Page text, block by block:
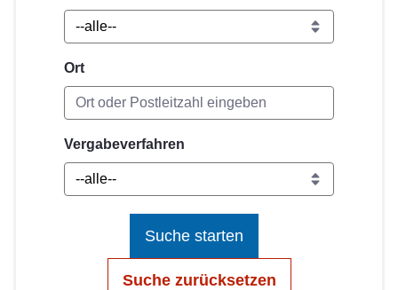
Ort
Vergabeverfahren
Suche starten
Suche zurücksetzen